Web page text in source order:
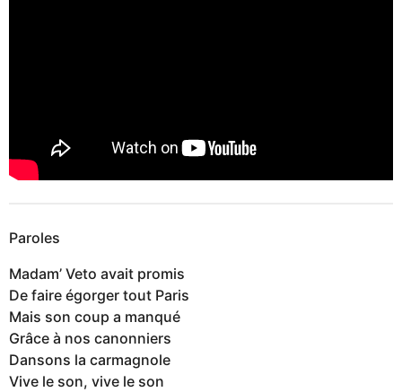
Paroles
Madam’ Veto avait promis
De faire égorger tout Paris
Mais son coup a manqué
Grâce à nos canonniers
Dansons la carmagnole
Vive le son, vive le son